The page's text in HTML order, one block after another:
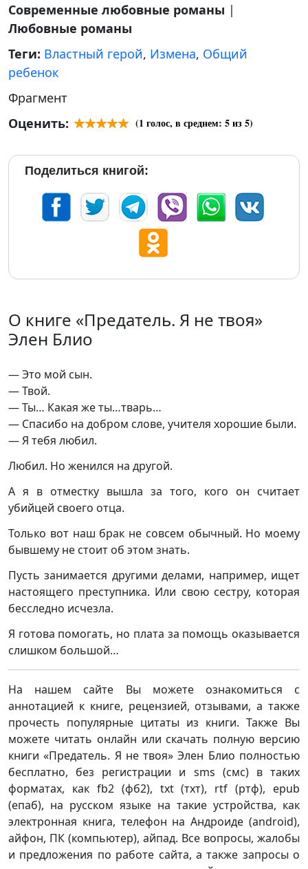
Современные любовные романы |
Любовные романы
Теги: Властный герой, Измена, Общий
ребенок
Фрагмент
Оценить:
(1 голос, в среднем: 5из 5)
Поделиться книгой:
О книге «Предатель. Я не твоя»
Элен Блио
— Это мой сын.
— Твой.
— Ты… Какая же ты…тварь…
— Спасибо на добром слове, учителя хорошие были.
— Я тебя любил.
Любил. Но женился на другой.
А я в отместку вышла за того, кого он считает
убийцей своего отца.
Только вот наш брак не совсем обычный. Но моему
бывшему не стоит об этом знать.
Пусть занимается другими делами, например, ищет
настоящего преступника. Или свою сестру, которая
бесследно исчезла.
Я готова помогать, но плата за помощь оказывается
слишком большой…
На нашем сайте Вы можете ознакомиться с
аннотацией к книге, рецензией, отзывами, а также
прочесть популярные цитаты из книги. Также Вы
можете читать онлайн или скачать полную версию
книги «Предатель. Я не твоя» Элен Блио полностью
бесплатно, без регистрации и sms (смс) в таких
форматах, как fb2 (фб2), txt (тхт), rtf (ртф), epub
(епаб), на русском языке на такие устройства, как
электронная книга, телефон на Андроиде (android),
айфон, ПК (компьютер), айпад. Все вопросы, жалобы
и предложения по работе сайта, а также запросы о